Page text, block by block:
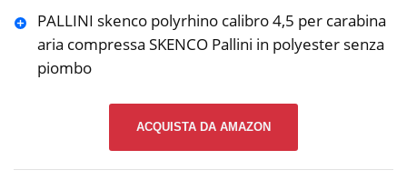
PALLINI skenco polyrhino calibro 4,5 per carabina
aria compressa SKENCO Pallini in polyester senza
piombo
ACQUISTA DA AMAZON